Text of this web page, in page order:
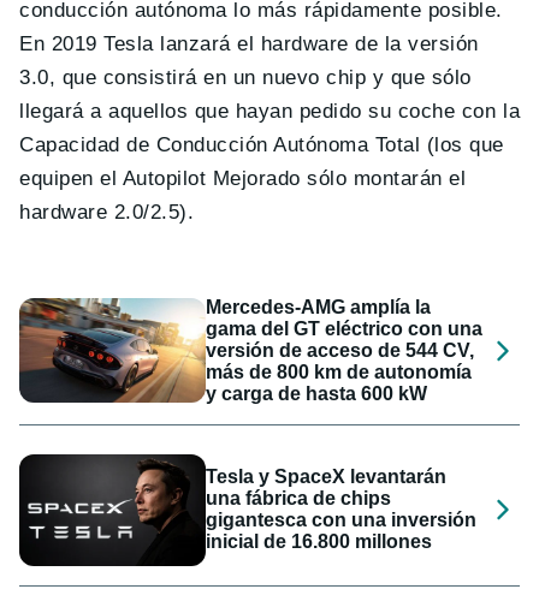
conducción autónoma lo más rápidamente posible.
En 2019 Tesla lanzará el hardware de la versión
3.0, que consistirá en un nuevo chip y que sólo
llegará a aquellos que hayan pedido su coche con la
Capacidad de Conducción Autónoma Total (los que
equipen el Autopilot Mejorado sólo montarán el
hardware 2.0/2.5).
Mercedes-AMG amplía la
gama del GT eléctrico con una
versión de acceso de 544 CV,
más de 800 km de autonomía
y carga de hasta 600 kW
Tesla y SpaceX levantarán
una fábrica de chips
gigantesca con una inversión
inicial de 16.800 millones